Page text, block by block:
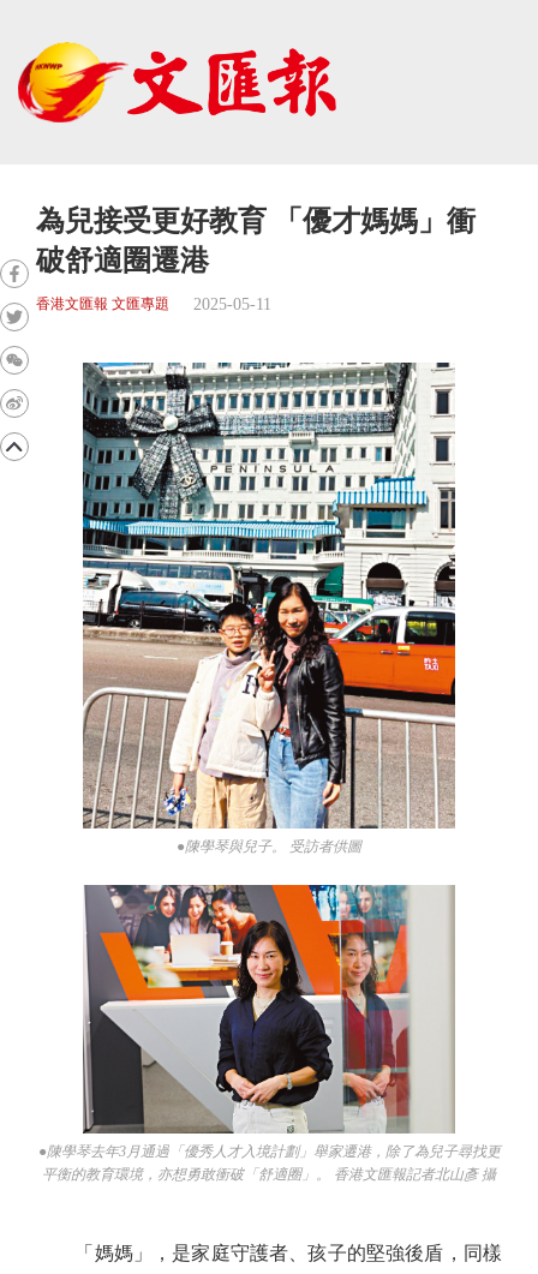
為兒接受更好教育 「優才媽媽」衝
破舒適圈遷港
香港文匯報 文匯專題 2025-05-11
●陳學琴與兒子。 受訪者供圖
●陳學琴去年3月通過「優秀人才入境計劃」舉家遷港，除了為兒子尋找更
平衡的教育環境，亦想勇敢衝破「舒適圈」。 香港文匯報記者北山彥 攝
「媽媽」，是家庭守護者、孩子的堅強後盾，同樣